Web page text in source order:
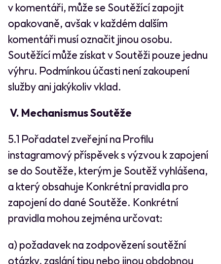
v komentáři, může se Soutěžící zapojit
opakovaně, avšak v každém dalším
komentáři musí označit jinou osobu.
Soutěžící může získat v Soutěži pouze jednu
výhru. Podmínkou účasti není zakoupení
služby ani jakýkoliv vklad.
V. Mechanismus Soutěže
5.1 Pořadatel zveřejní na Profilu
instagramový příspěvek s výzvou k zapojení
se do Soutěže, kterým je Soutěž vyhlášena,
a který obsahuje Konkrétní pravidla pro
zapojení do dané Soutěže. Konkrétní
pravidla mohou zejména určovat:
a) požadavek na zodpovězení soutěžní
otázky, zaslání tipu nebo jinou obdobnou